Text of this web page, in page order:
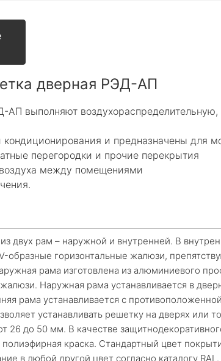
дверная РЭД-АП
АП выполняют
кондиционирования и предназначены для
перегородки и прочие перекрытия
между помещениями
двух рам – наружной и внутренней. В
образные горизонтальные жалюзи,
рама изготовлена из алюминиевого
Наружная рама устанавливается в
рама устанавливается с
устанавливать решетку на дверях или
26 до 50 мм. В качестве
краска. Стандартный цвет
в любой другой цвет согласно каталогу